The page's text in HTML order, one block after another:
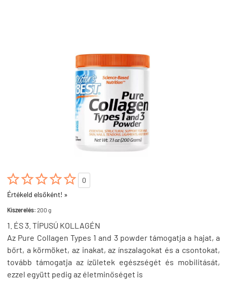

0
Értékeld elsőként! »
Kiszerelés: 200 g
1. ÉS 3. TÍPUSÚ KOLLAGÉN
Az Pure Collagen Types 1 and 3 powder támogatja a hajat, a
bőrt, a körmöket, az inakat, az ínszalagokat és a csontokat,
tovább támogatja az ízületek egészségét és mobilitását,
ezzel együtt pedig az életminőséget is